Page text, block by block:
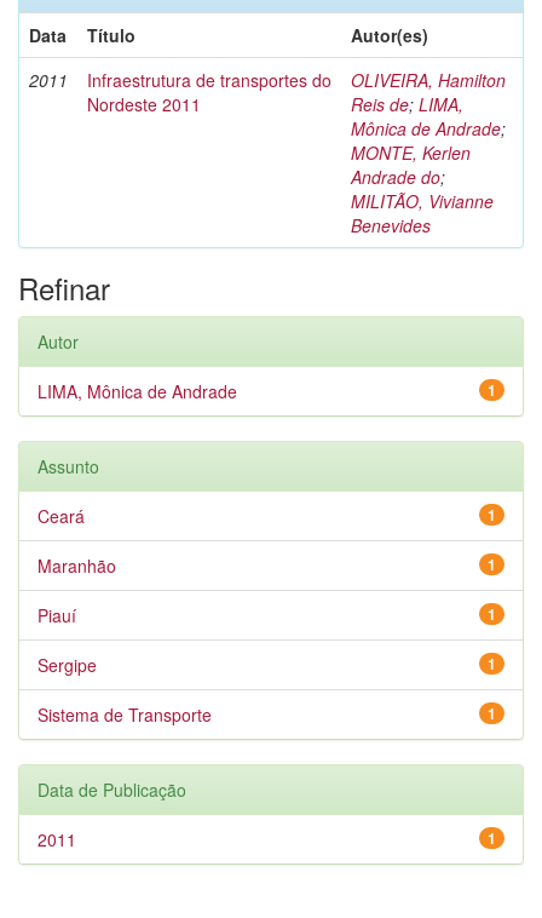
Data
Título
Autor(es)
2011
Infraestrutura de transportes do
Nordeste 2011
OLIVEIRA, Hamilton
Reis de; LIMA,
Mônica de Andrade;
MONTE, Kerlen
Andrade do;
MILITÃO, Vivianne
Benevides
Refinar
Autor
1
LIMA, Mônica de Andrade
Assunto
1
Ceará
1
Maranhão
1
Piauí
1
Sergipe
1
Sistema de Transporte
Data de Publicação
1
2011